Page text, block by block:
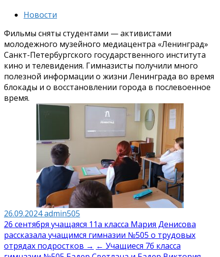
Новости
Фильмы сняты студентами — активистами
молодежного музейного медиацентра «Ленинград»
Санкт-Петербургского государственного института
кино и телевидения. Гимназисты получили много
полезной информации о жизни Ленинграда во время
блокады и о восстановлении города в послевоенное
время.
26.09.2024admin505
Навигация
по
26 сентября учащаяся 11а класса Мария Денисова
рассказала учащимся гимназии №505 о трудовых
отрядах подростков → ← Учащиеся 7б класса